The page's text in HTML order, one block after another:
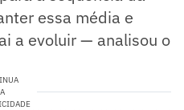
essa média e
a evoluir — analisou o